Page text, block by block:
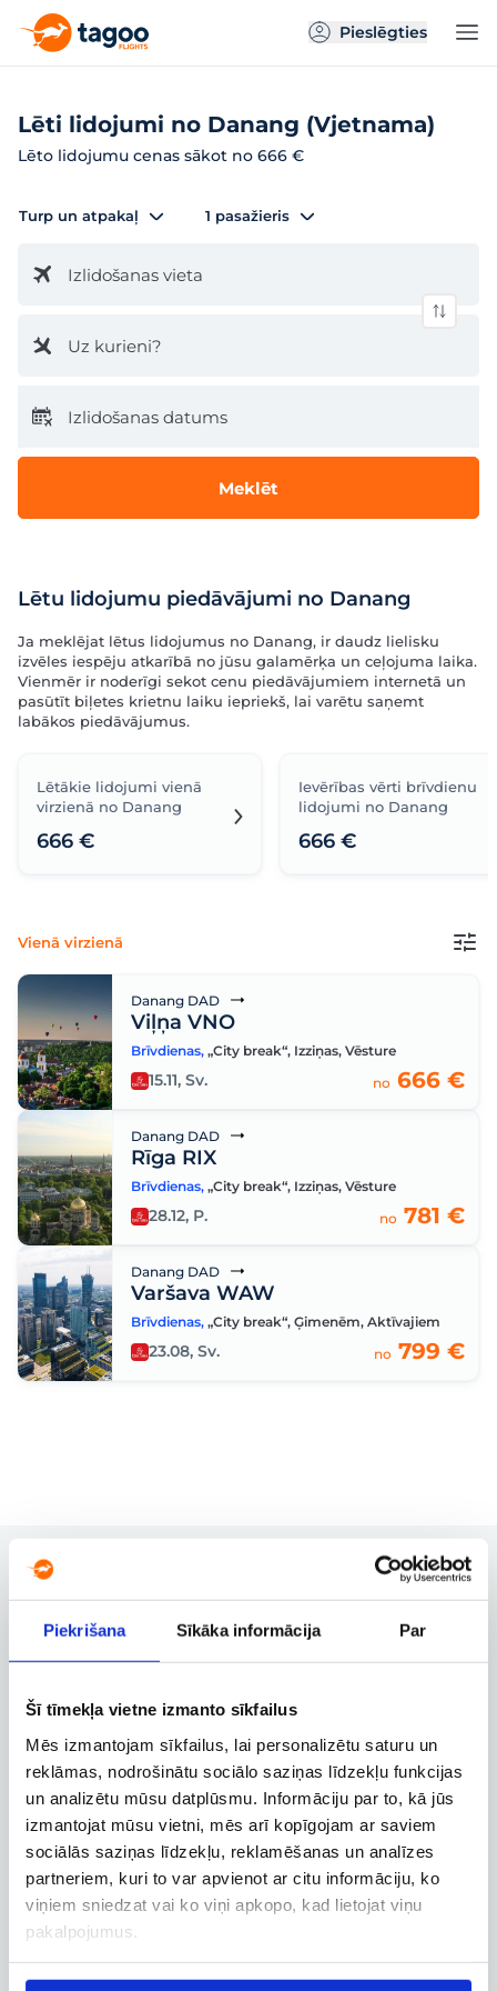
Piekrišana Sīkāka informācija Par
Šī tīmekļa vietne izmanto sīkfailus
Mēs izmantojam sīkfailus, lai personalizētu saturu un
reklāmas, nodrošinātu sociālo saziņas līdzekļu funkcijas
un analizētu mūsu datplūsmu. Informāciju par to, kā jūs
izmantojat mūsu vietni, mēs arī kopīgojam ar saviem
sociālās saziņas līdzekļu, reklamēšanas un analīzes
partneriem, kuri to var apvienot ar citu informāciju, ko
viņiem sniedzat vai ko viņi apkopo, kad lietojat viņu
pakalpojumus.
Pieslēgties
Lēti lidojumi no Danang (Vjetnama)
Lēto lidojumu cenas sākot no 666 €
Turp un atpakaļ 1 pasažieris
Izlidošanas vieta
Uz kurieni?
Izlidošanas datums
Meklēt
Lētu lidojumu piedāvājumi no Danang
Ja meklējat lētus lidojumus no Danang, ir daudz lielisku
izvēles iespēju atkarībā no jūsu galamērķa un ceļojuma laika.
Vienmēr ir noderīgi sekot cenu piedāvājumiem internetā un
pasūtīt biļetes krietnu laiku iepriekš, lai varētu saņemt
labākos piedāvājumus.
Lētākie lidojumi vienā
virzienā no Danang
666 €
Ievērības vērti brīvdienu
lidojumi no Danang
666 €
Vienā virzienā
Danang DAD
Viļņa VNO
Brīvdienas, „City break“, Izziņas, Vēsture
15.11, Sv. no 666 €
Danang DAD
Rīga RIX
Brīvdienas, „City break“, Izziņas, Vēsture
28.12, P. no 781 €
Danang DAD
Varšava WAW
Brīvdienas, „City break“, Ģimenēm, Aktīvajiem
23.08, Sv. no 799 €
Rezervācijas pārvaldība
Rezervācijas maiņa, atcelšana un
Biznesa konts
Biznesa, dienesta un
darbatvaļinājuma lidojumu
rezervācija
Lidojuma izsekošana
Lidojuma statusa un citas aktuālās